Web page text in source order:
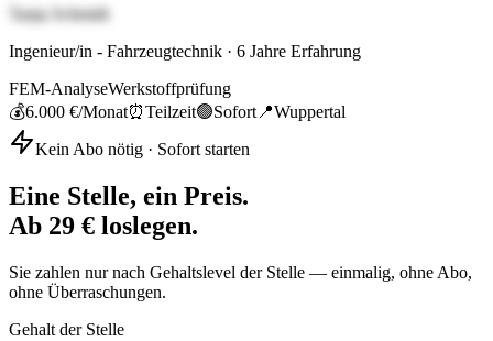
Tanja Schmidt
Ingenieur/in - Fahrzeugtechnik · 6 Jahre Erfahrung
FEM-AnalyseWerkstoffprüfung
💰6.000 €/Monat⏰Teilzeit🟢Sofort 📍Wuppertal
Kein Abo nötig · Sofort starten
Eine Stelle, ein Preis.
Ab 29 € loslegen.
Sie zahlen nur nach Gehaltslevel der Stelle — einmalig, ohne Abo,
ohne Überraschungen.
Gehalt der Stelle